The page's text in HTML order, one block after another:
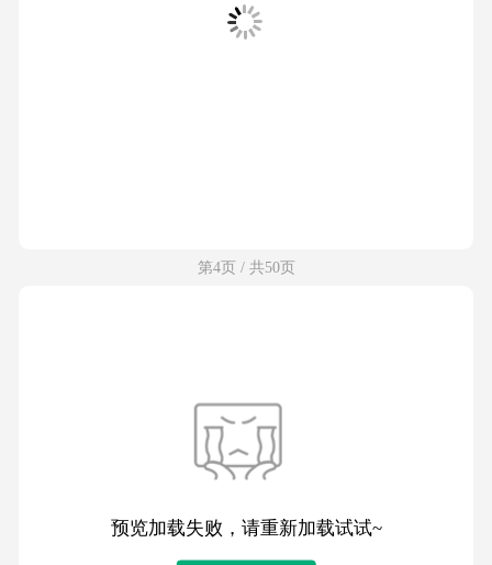
第4页 / 共50页
预览加载失败，请重新加载试试~